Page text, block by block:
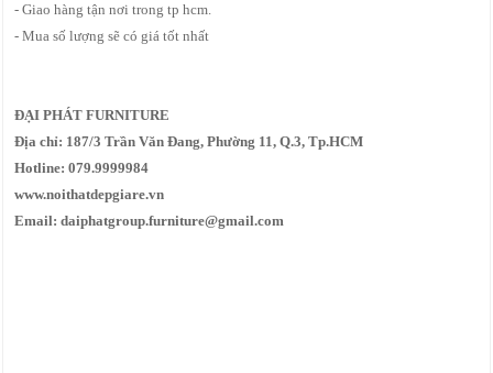
- Giao hàng tận nơi trong tp hcm.
- Mua số lượng sẽ có giá tốt nhất
ĐẠI PHÁT FURNITURE
Địa chỉ: 187/3 Trần Văn Đang, Phường 11, Q.3, Tp.HCM
Hotline: 079.9999984
www.noithatdepgiare.vn
Email: daiphatgroup.furniture@gmail.com